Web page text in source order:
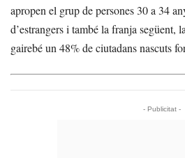
apropen el grup de persones 30 a 34
d’estrangers i també la franja següent,
gairebé un 48% de ciutadans nascuts
- Publicitat -